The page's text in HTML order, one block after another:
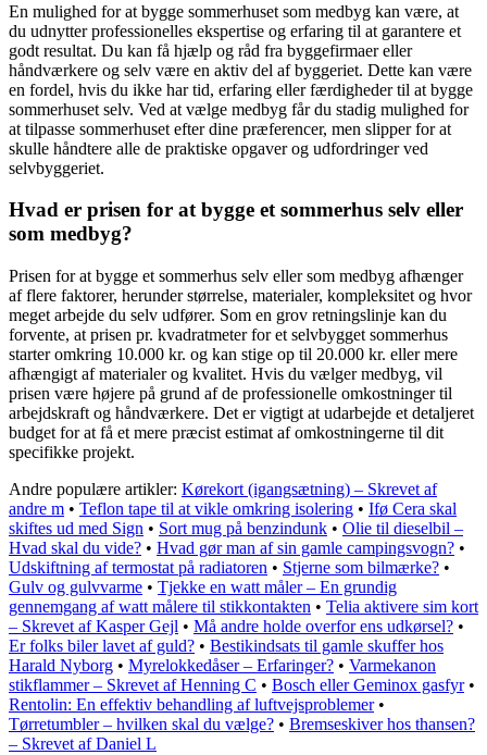
En mulighed for at bygge sommerhuset som medbyg kan være, at
du udnytter professionelles ekspertise og erfaring til at garantere et
godt resultat. Du kan få hjælp og råd fra byggefirmaer eller
håndværkere og selv være en aktiv del af byggeriet. Dette kan være
en fordel, hvis du ikke har tid, erfaring eller færdigheder til at bygge
sommerhuset selv. Ved at vælge medbyg får du stadig mulighed for
at tilpasse sommerhuset efter dine præferencer, men slipper for at
skulle håndtere alle de praktiske opgaver og udfordringer ved
selvbyggeriet.
Hvad er prisen for at bygge et sommerhus selv eller
som medbyg?
Prisen for at bygge et sommerhus selv eller som medbyg afhænger
af flere faktorer, herunder størrelse, materialer, kompleksitet og hvor
meget arbejde du selv udfører. Som en grov retningslinje kan du
forvente, at prisen pr. kvadratmeter for et selvbygget sommerhus
starter omkring 10.000 kr. og kan stige op til 20.000 kr. eller mere
afhængigt af materialer og kvalitet. Hvis du vælger medbyg, vil
prisen være højere på grund af de professionelle omkostninger til
arbejdskraft og håndværkere. Det er vigtigt at udarbejde et detaljeret
budget for at få et mere præcist estimat af omkostningerne til dit
specifikke projekt.
Andre populære artikler: Kørekort (igangsætning) – Skrevet af
andre m • Teflon tape til at vikle omkring isolering • Ifø Cera skal
skiftes ud med Sign • Sort mug på benzindunk • Olie til dieselbil –
Hvad skal du vide? • Hvad gør man af sin gamle campingsvogn? •
Udskiftning af termostat på radiatoren • Stjerne som bilmærke? •
Gulv og gulvvarme • Tjekke en watt måler – En grundig
gennemgang af watt målere til stikkontakten • Telia aktivere sim kort
– Skrevet af Kasper Gejl • Må andre holde overfor ens udkørsel? •
Er folks biler lavet af guld? • Bestikindsats til gamle skuffer hos
Harald Nyborg • Myrelokkedåser – Erfaringer? • Varmekanon
stikflammer – Skrevet af Henning C • Bosch eller Geminox gasfyr•
Rentolin: En effektiv behandling af luftvejsproblemer•
Tørretumbler – hvilken skal du vælge? • Bremseskiver hos thansen?
– Skrevet af Daniel L